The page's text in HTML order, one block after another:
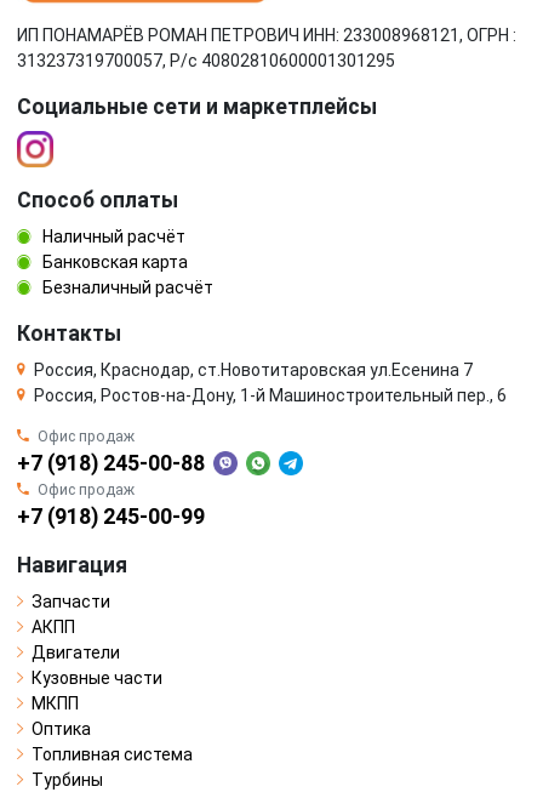
ИП ПОНАМАРЁВ РОМАН ПЕТРОВИЧ ИНН: 233008968121, ОГРН :
313237319700057, Р/c 40802810600001301295
Социальные сети и маркетплейсы
Способ оплаты
Наличный расчёт
Банковская карта
Безналичный расчёт
Контакты
Россия, Краснодар, ст.Новотитаровская ул.Есенина 7
Россия, Ростов-на-Дону, 1-й Машиностроительный пер., 6
Офис продаж
+7 (918) 245-00-88
Офис продаж
+7 (918) 245-00-99
Навигация
Запчасти
АКПП
Двигатели
Кузовные части
МКПП
Оптика
Топливная система
Турбины